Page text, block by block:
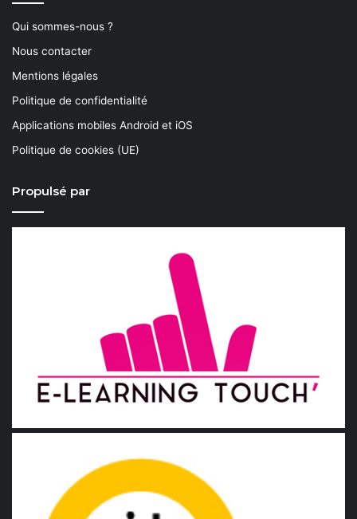
Qui sommes-nous ?
Nous contacter
Mentions légales
Politique de confidentialité
Applications mobiles Android et iOS
Politique de cookies (UE)
Propulsé par